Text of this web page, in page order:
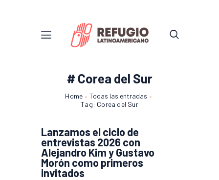
# Corea del Sur
Home
Todas las entradas
Tag: Corea del Sur
Lanzamos el ciclo de
entrevistas 2026 con
Alejandro Kim y Gustavo
Morón como primeros
invitados